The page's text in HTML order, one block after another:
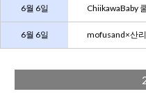
6월 6일 ChiikawaBaby
6월 6일 mofusand×산